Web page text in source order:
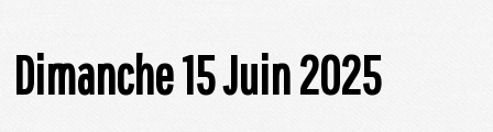
Dimanche 15 Juin 2025